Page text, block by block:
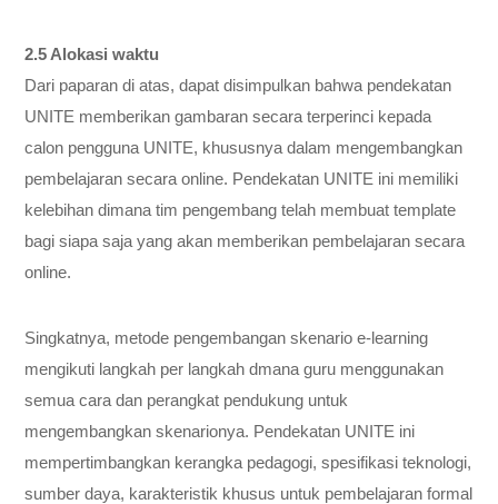
2.5 Alokasi waktu
Dari paparan di atas, dapat disimpulkan bahwa pendekatan
UNITE memberikan gambaran secara terperinci kepada
calon pengguna UNITE, khususnya dalam mengembangkan
pembelajaran secara online. Pendekatan UNITE ini memiliki
kelebihan dimana tim pengembang telah membuat template
bagi siapa saja yang akan memberikan pembelajaran secara
online.
Singkatnya, metode pengembangan skenario e-learning
mengikuti langkah per langkah dmana guru menggunakan
semua cara dan perangkat pendukung untuk
mengembangkan skenarionya. Pendekatan UNITE ini
mempertimbangkan kerangka pedagogi, spesifikasi teknologi,
sumber daya, karakteristik khusus untuk pembelajaran formal